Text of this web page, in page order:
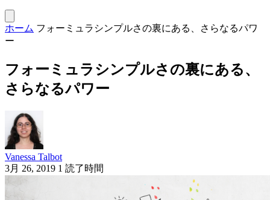
ホーム フォーミュラシンプルさの裏にある、さらなるパワ
ー
フォーミュラシンプルさの裏にある、
さらなるパワー
Vanessa Talbot
3月 26, 2019 1 読了時間